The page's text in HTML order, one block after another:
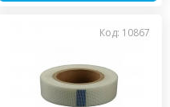
Код: 10867